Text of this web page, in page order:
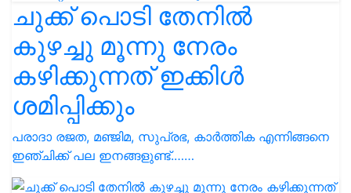
ചുക്ക് പൊടി തേനിൽ
കുഴച്ചു മൂന്നു നേരം
കഴിക്കുന്നത് ഇക്കിൾ
ശമിപ്പിക്കും
പരാദാ രജത, മഞ്ജിമ, സുപ്രഭ, കാർത്തിക എന്നിങ്ങനെ
ഇഞ്ചിക്ക് പല ഇനങ്ങളുണ്ട്.……